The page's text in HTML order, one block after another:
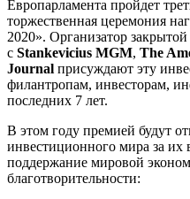
Европарламента пройдет
торжественная церемония
2020». Организатор
с Stankevicius MGM, The
Journal присуждают эту
филантропам, инвесторам,
последних 7 лет.
В этом году премией будут
инвестиционного мира за их
поддержание мировой
благотворительности: